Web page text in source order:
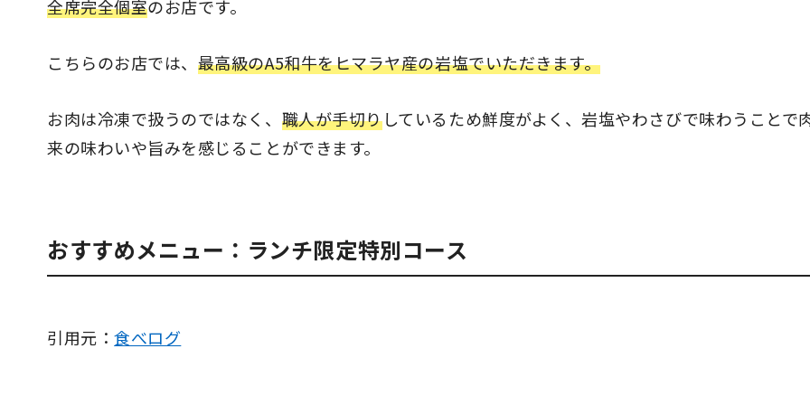
全席完全個室のお店です。
こちらのお店では、 最高級のA5和牛をヒマラヤ産の岩塩でいただきます。
お肉は冷凍で扱うのではなく、 職人が手切りしているため鮮度がよく、岩塩やわさびで味わうことで
来の味わいや旨みを感じることができます。
おすすめメニュー：ランチ限定特別コース
引用元：食べログ